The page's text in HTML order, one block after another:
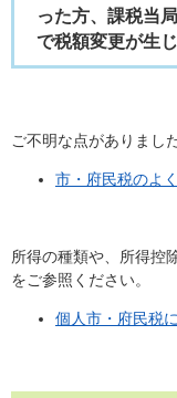
った方、課税当
で税額変更が生
ご不明な点がありまし
市・府民税のよ
所得の種類や、所得控
をご参照ください。
個人市・府民税